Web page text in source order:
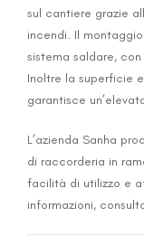
sul cantiere grazie
incendi. Il
sistema saldare,
Inoltre la superficie
garantisce
L’azienda Sanha
di raccorderia in
facilità di utilizzo e
informazioni,